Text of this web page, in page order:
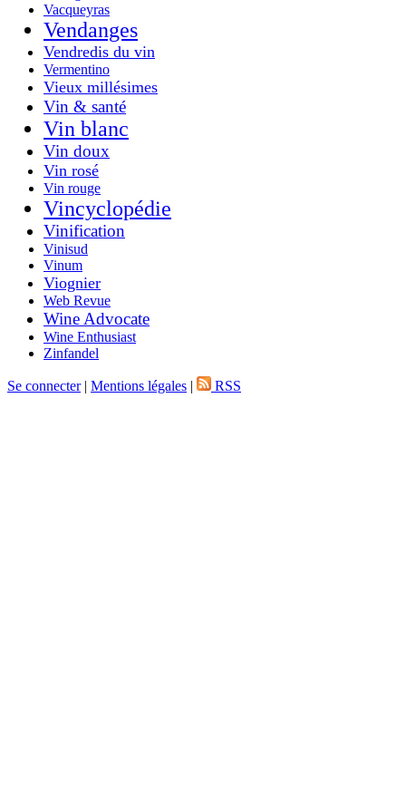
Vacqueyras
Vendanges
Vendredis du vin
Vermentino
Vieux millésimes
Vin & santé
Vin blanc
Vin doux
Vin rosé
Vin rouge
Vincyclopédie
Vinification
Vinisud
Vinum
Viognier
Web Revue
Wine Advocate
Wine Enthusiast
Zinfandel
Se connecter| Mentions légales | RSS